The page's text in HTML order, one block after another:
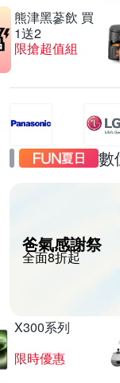
熊津黑蔘飲 買
1送2
限搶超值組
數
爸氣感謝祭
全面8折起
X300系列
限時優惠